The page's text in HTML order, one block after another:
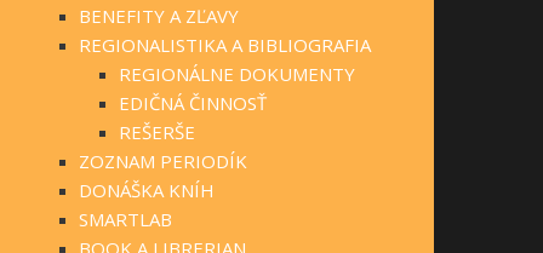
BENEFITY A ZĽAVY
REGIONALISTIKA A BIBLIOGRAFIA
REGIONÁLNE DOKUMENTY
EDIČNÁ ČINNOSŤ
REŠERŠE
ZOZNAM PERIODÍK
DONÁŠKA KNÍH
SMARTLAB
BOOK A LIBRERIAN